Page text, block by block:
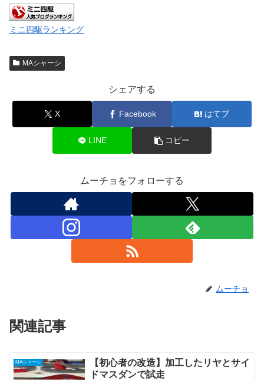
ミニ四駆ランキング
MAシャーシ
シェアする
X Facebook はてブ
LINE コピー
ムーチョをフォローする
ムーチョ
関連記事
MAシャーシ
【初心者の改造】加工したリヤとサイ
ドマスダンで試走